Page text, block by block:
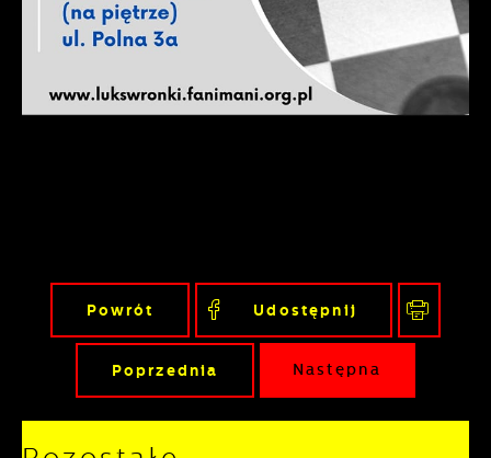
Powrót Udostępnij
Poprzednia Następna
gwarantuje dostępność wszystkich
funkcjonalności.
podstawie analizy Twoich upodobań oraz
Twoich zwyczajów dotyczących
przeglądanej witryny internetowej. Treści
promocyjne mogą pojawić się na stronach